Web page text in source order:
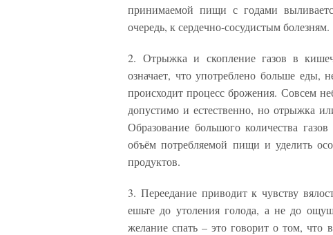
принимаемой пищи с годами
очередь, к сердечно-сосудистым болезням.
2. Отрыжка и скопление газов в
означает, что употреблено больше еды,
происходит процесс брожения. Совсем
допустимо и естественно, но отрыжка
Образование большого количества
объём потребляемой пищи и уделить
продуктов.
3. Переедание приводит к чувству
ешьте до утоления голода, а не до
желание спать – это говорит о том,